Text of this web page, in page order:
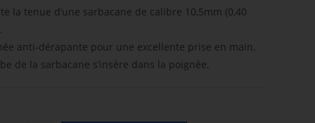
la tenue d’une sarbacane de calibre 10,5mm (0,40
anti-dérapante pour une excellente prise en main.
de la sarbacane s’insère dans la poignée.